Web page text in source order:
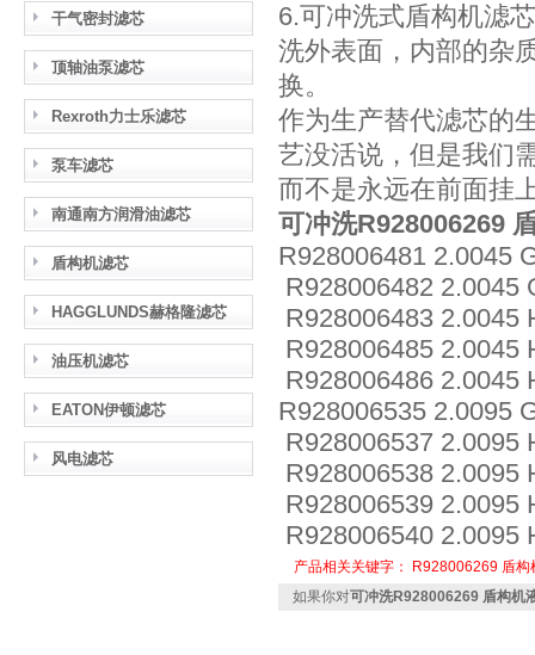
干气密封滤芯
顶轴油泵滤芯
Rexroth力士乐滤芯
泵车滤芯
南通南方润滑油滤芯
盾构机滤芯
HAGGLUNDS赫格隆滤芯
油压机滤芯
EATON伊顿滤芯
风电滤芯
6.可冲洗式盾构机滤
洗外表面，内部的杂
换。
作为生产替代滤芯的
艺没活说，但是我们
而不是永远在前面挂
可冲洗R928006269
R928006481 2.0045
R928006482 2.0045
R928006483 2.0045
R928006485 2.0045
R928006486 2.0045
R928006535 2.0095
R928006537 2.0095
R928006538 2.0095
R928006539 2.0095
R928006540 2.0095
产品相关关键字： R928006269 盾构
如果你对可冲洗R928006269 盾构机